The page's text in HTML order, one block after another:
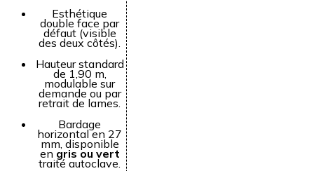
Esthétique
double face par
défaut (visible
des deux côtés).
Hauteur standard
de 1,90 m,
modulable sur
demande ou par
retrait de lames.
Bardage
horizontal en 27
mm, disponible
en gris ou vert
traité autoclave.